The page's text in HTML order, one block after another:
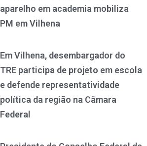
aparelho em academia mobiliza
PM em Vilhena
Em Vilhena, desembargador do
TRE participa de projeto em escola
e defende representatividade
política da região na Câmara
Federal